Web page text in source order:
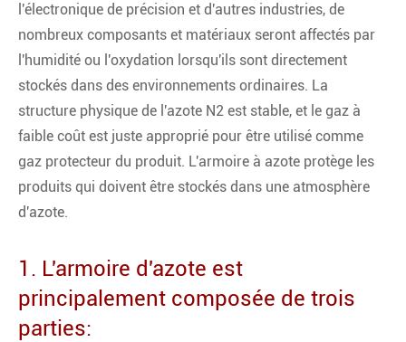
l'électronique de précision et d'autres industries, de
nombreux composants et matériaux seront affectés par
l'humidité ou l'oxydation lorsqu'ils sont directement
stockés dans des environnements ordinaires. La
structure physique de l'azote N2 est stable, et le gaz à
faible coût est juste approprié pour être utilisé comme
gaz protecteur du produit. L'armoire à azote protège les
produits qui doivent être stockés dans une atmosphère
d'azote.
1. L'armoire d'azote est
principalement composée de trois
parties: